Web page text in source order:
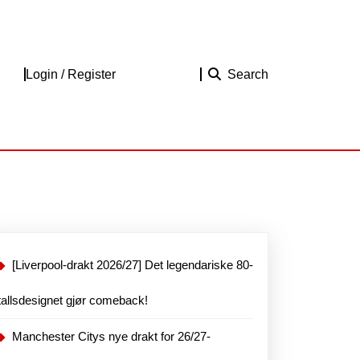
Login / RegisterLogin
Search
[Liverpool-drakt 2026/27] Det legendariske 80-
gjør comeback!
Manchester Citys nye drakt for 26/27-